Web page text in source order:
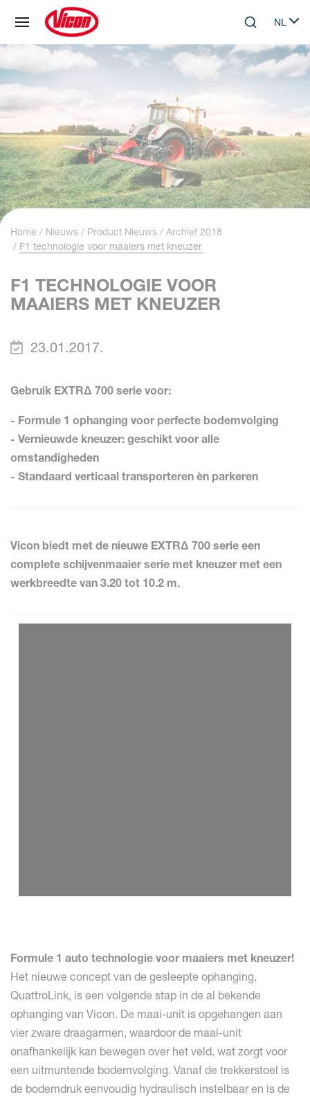
Skip to main contentSearchNL
Select
Home Nieuws Product Nieuws
Archief 2018
F1 technologie voor maaiers met kneuzer
F1 TECHNOLOGIE VOOR
MAAIERS MET KNEUZER
23.01.2017.
Gebruik EXTRΔ 700 serie voor:
- Formule 1 ophanging voor perfecte bodemvolging
- Vernieuwde kneuzer: geschikt voor alle
omstandigheden
- Standaard verticaal transporteren èn parkeren
Vicon biedt met de nieuwe EXTRΔ 700 serie een
complete schijvenmaaier serie met kneuzer met een
werkbreedte van 3.20 tot 10.2 m.
Formule 1 auto technologie voor maaiers met kneuzer!
Het nieuwe concept van de gesleepte ophanging,
QuattroLink, is een volgende stap in de al bekende
ophanging van Vicon. De maai-unit is opgehangen aan
vier zware draagarmen, waardoor de maai-unit
onafhankelijk kan bewegen over het veld, wat zorgt voor
een uitmuntende bodemvolging. Vanaf de trekkerstoel is
de bodemdruk eenvoudig hydraulisch instelbaar en is de
Cookies beheer paneel